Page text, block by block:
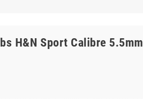
H&N Sport Calibre 5.5mm